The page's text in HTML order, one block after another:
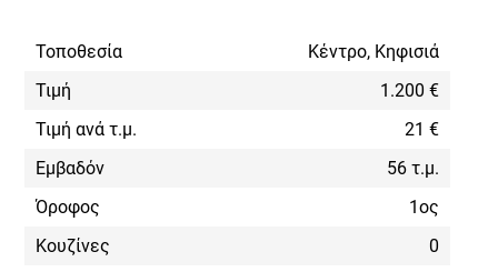
Τοποθεσία
Κέντρο, Κηφισιά
Τιμή
1.200 €
Τιμή ανά τ.μ.
21 €
Εμβαδόν
56 τ.μ.
Όροφος
1ος
Κουζίνες
0